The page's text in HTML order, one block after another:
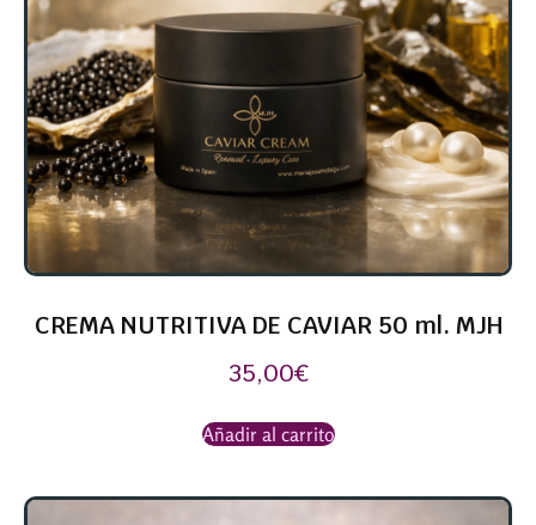
CREMA NUTRITIVA DE CAVIAR 50 ml. MJH
35,00€
Añadir al carrito